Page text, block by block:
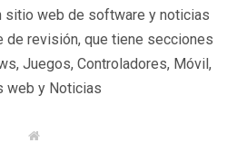
sitio web de software y noticias
de revisión, que tiene secciones
Juegos, Controladores, Móvil,
web y Noticias
W